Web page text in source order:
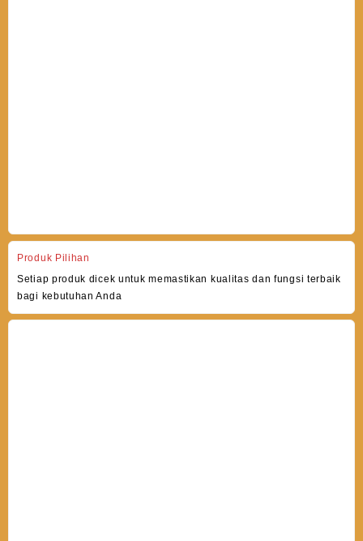
Produk Pilihan
Setiap produk dicek untuk memastikan kualitas dan fungsi terbaik
bagi kebutuhan Anda